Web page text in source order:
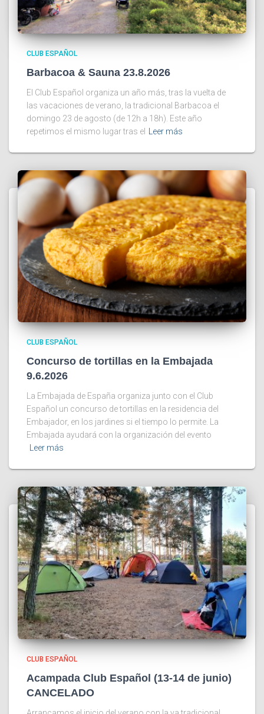
CLUB ESPAÑOL
Barbacoa & Sauna 23.8.2026
El Club Español organiza un año más, tras la vuelta de
las vacaciones de verano, la tradicional Barbacoa el
domingo 23 de agosto (de 12h a 18h). Este año
repetimos el mismo lugar tras el
Leer más
CLUB ESPAÑOL
Concurso de tortillas en la Embajada
9.6.2026
La Embajada de España organiza junto con el Club
Español un concurso de tortillas en la residencia del
Embajador, en los jardines si el tiempo lo permite. La
Embajada ayudará con la organización del evento
Leer más
CLUB ESPAÑOL
Acampada Club Español (13-14 de junio)
CANCELADO